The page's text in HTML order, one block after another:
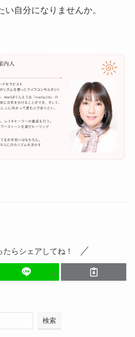
い自分になりませんか。
たらシェアしてね！
検索